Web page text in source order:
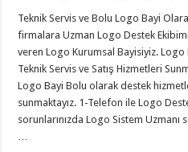
Teknik Servis ve Bolu Logo Bayi
firmalara Uzman Logo Destek
veren Logo Kurumsal Bayisiyiz. Logo
Teknik Servis ve Satış Hizmetleri
Logo Bayi Bolu olarak destek
sunmaktayız. 1-Telefon ile Logo
sorunlarınızda Logo Sistem
…